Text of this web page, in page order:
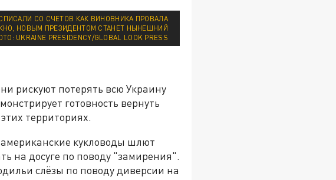
СО СЧЕТОВ КАК ВИНОВНИКА ПРОВАЛА
НОВЫМ ПРЕЗИДЕНТОМ СТАНЕТ НЫНЕШНИЙ
UKRAINE PRESIDENCY/GLOBAL LOOK PRESS
рискуют потерять всю Украину
готовность вернуть
территориях.
американские кукловоды шлют
на досуге по поводу "замирения".
слёзы по поводу диверсии на